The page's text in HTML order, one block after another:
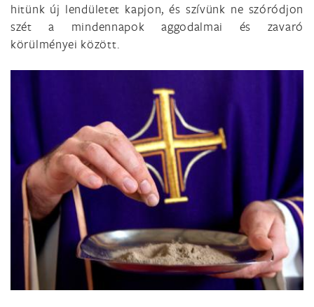
hitünk új lendületet kapjon, és szívünk ne szóródjon
szét a mindennapok aggodalmai és zavaró
körülményei között.